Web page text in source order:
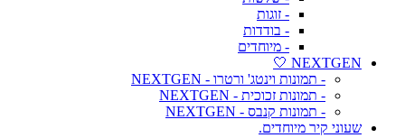
- זוגות
- בודדות
- מיוחדים
NEXTGEN 🤍
- תמונות וינטג' ורטרו - NEXTGEN
- תמונות זכוכית - NEXTGEN
- תמונות קנבס - NEXTGEN
שעוני קיר מיוחדים.